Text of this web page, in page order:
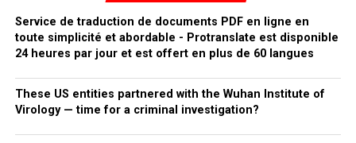
Service de traduction de documents PDF en ligne en
toute simplicité et abordable - Protranslate est disponible
24 heures par jour et est offert en plus de 60 langues
These US entities partnered with the Wuhan Institute of
Virology — time for a criminal investigation?